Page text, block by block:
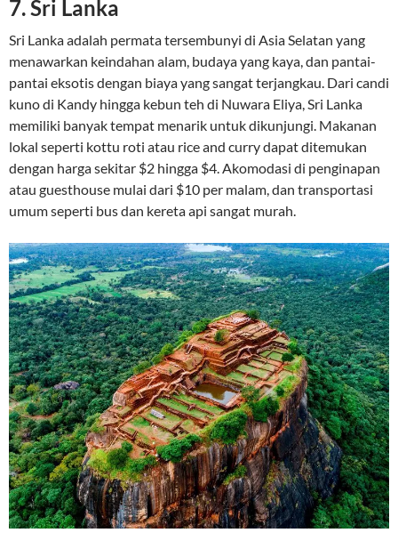
7.Sri Lanka
Sri Lanka adalah permata tersembunyi di Asia Selatan yang
menawarkan keindahan alam, budaya yang kaya, dan pantai-
pantai eksotis dengan biaya yang sangat terjangkau. Dari candi
kuno di Kandy hingga kebun teh di Nuwara Eliya, Sri Lanka
memiliki banyak tempat menarik untuk dikunjungi. Makanan
lokal seperti kottu roti atau rice and curry dapat ditemukan
dengan harga sekitar $2 hingga $4. Akomodasi di penginapan
atau guesthouse mulai dari $10 per malam, dan transportasi
umum seperti bus dan kereta api sangat murah.